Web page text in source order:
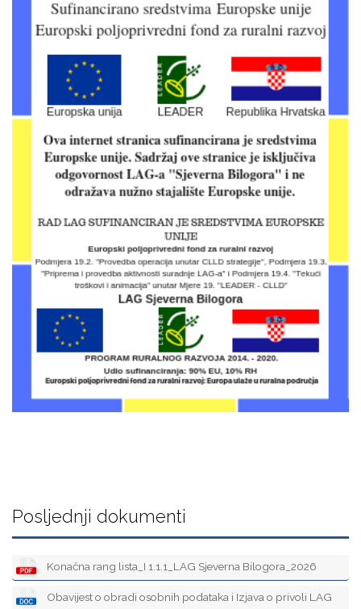
Posljednji dokumenti
Konačna rang lista_I 1.1.1_LAG Sjeverna Bilogora_2026
Obavijest o obradi osobnih podataka i Izjava o privoli LAG